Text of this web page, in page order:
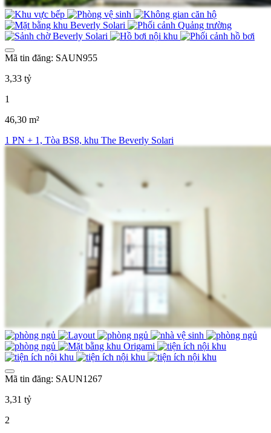
Mã tin đăng: SAUN955
3,33 tỷ
1
46,30 m²
1 PN + 1, Tòa BS8, khu The Beverly Solari
Mã tin đăng: SAUN1267
3,31 tỷ
2